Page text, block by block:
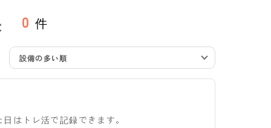
0 件
設備の多い順
はトレ活で記録できます。